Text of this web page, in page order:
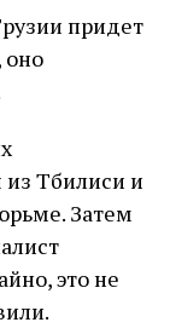
придет
оно
Тбилиси и
Затем
это не